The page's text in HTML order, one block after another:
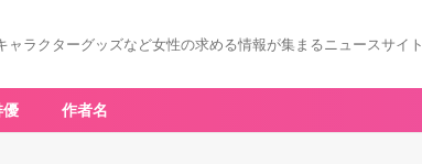
ャラクターグッズなど女性の求める情報が集まるニュースサイト
優 作者名